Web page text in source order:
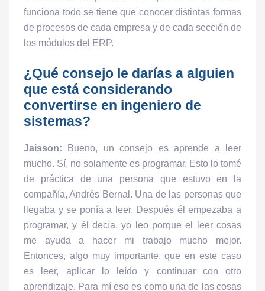
funciona todo se tiene que conocer distintas formas
de procesos de cada empresa y de cada sección de
los módulos del ERP.
¿Qué consejo le darías a alguien
que está considerando
convertirse en ingeniero de
sistemas?
Jaisson: Bueno, un consejo es aprende a leer
mucho. Sí, no solamente es programar. Esto lo tomé
de práctica de una persona que estuvo en la
compañía, Andrés Bernal. Una de las personas que
llegaba y se ponía a leer. Después él empezaba a
programar, y él decía, yo leo porque el leer cosas
me ayuda a hacer mi trabajo mucho mejor.
Entonces, algo muy importante, que en este caso
es leer, aplicar lo leído y continuar con otro
aprendizaje. Para mí eso es como una de las cosas